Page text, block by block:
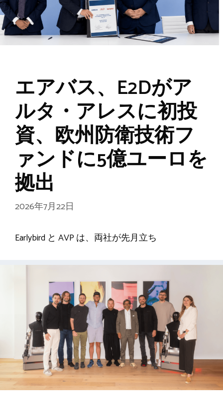
エアバス、E2Dがア
ルタ・アレスに初投
資、欧州防衛技術フ
ァンドに5億ユーロを
拠出
2026年7月22日
Earlybird と AVP は、両社が先月立ち